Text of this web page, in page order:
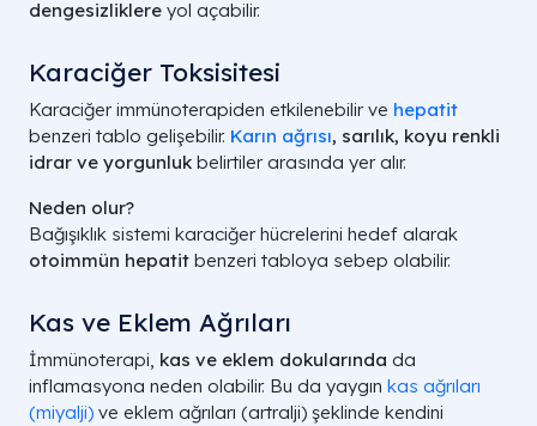
dengesizliklere yol açabilir.
Karaciğer Toksisitesi
Karaciğer immünoterapiden etkilenebilir ve hepatit
benzeri tablo gelişebilir. Karın ağrısı, sarılık, koyu renkli
idrar ve yorgunluk belirtiler arasında yer alır.
Neden olur?
Bağışıklık sistemi karaciğer hücrelerini hedef alarak
otoimmün hepatit benzeri tabloya sebep olabilir.
Kas ve Eklem Ağrıları
İmmünoterapi, kas ve eklem dokularında da
inflamasyona neden olabilir. Bu da yaygın kas ağrıları
(miyalji) ve eklem ağrıları (artralji) şeklinde kendini